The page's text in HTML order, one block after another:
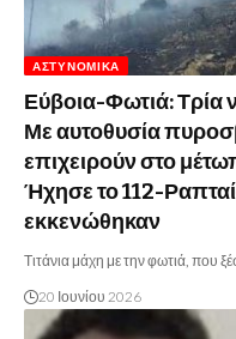
ΑΣΤΥΝΟΜΙΚΆ
Εύβοια-Φωτιά: Τρία
Με αυτοθυσία
επιχειρούν στο
Ήχησε το 112-
εκκενώθηκαν
Τιτάνια μάχη με την φωτιά, που
20 Ιουνίου 2026